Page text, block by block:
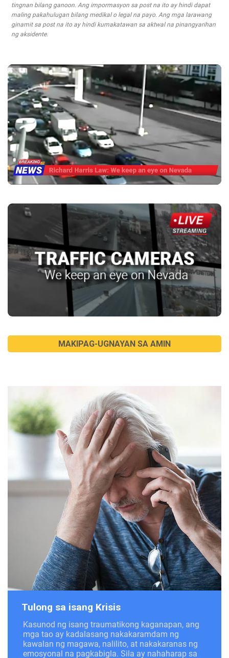
tingnan bilang ganoon. Ang impormasyon sa post na ito ay hindi dapat
maling pakahulugan bilang medikal o legal na payo. Ang mga larawang
ginamit sa post na ito ay hindi kumakatawan sa aktwal na pinangyarihan
ng aksidente.
MAKIPAG-UGNAYAN SA AMIN
Tulong sa isang Krisis
Kasunod ng isang traumatikong kaganapan, ang
mga tao ay kadalasang nakakaramdam ng
kawalan ng magawa, nalilito, at nakakaranas ng
emosyonal na pagkabigla. Sila ay nahaharap sa